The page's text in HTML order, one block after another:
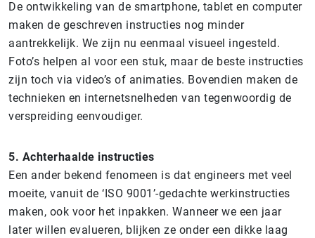
De ontwikkeling van de smartphone, tablet en computer
maken de geschreven instructies nog minder
aantrekkelijk. We zijn nu eenmaal visueel ingesteld.
Foto’s helpen al voor een stuk, maar de beste instructies
zijn toch via video’s of animaties. Bovendien maken de
technieken en internetsnelheden van tegenwoordig de
verspreiding eenvoudiger.
5. Achterhaalde instructies
Een ander bekend fenomeen is dat engineers met veel
moeite, vanuit de ‘ISO 9001’-gedachte werkinstructies
maken, ook voor het inpakken. Wanneer we een jaar
later willen evalueren, blijken ze onder een dikke laag